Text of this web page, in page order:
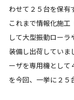
わせて２５台を保有
これまで情報化施工
して大型振動ロー
装備し出荷していま
ーザを専用機として
を今回、一挙に２５